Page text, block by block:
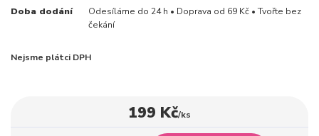
Doba dodání
Odesíláme do 24 h • Doprava od 69 Kč • Tvořte bez
čekání
Nejsme plátci DPH
199 Kč/ks